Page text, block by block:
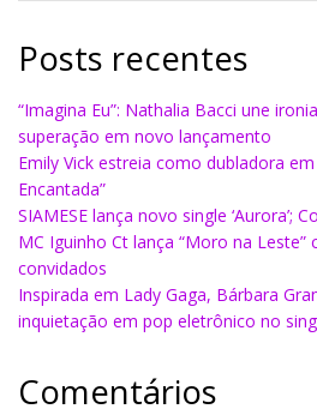
Posts recentes
“Imagina Eu”: Nathalia Bacci une
superação em novo lançamento
Emily Vick estreia como dubladora
Encantada”
SIAMESE lança novo single ‘Aurora’;
MC Iguinho Ct lança “Moro na
convidados
Inspirada em Lady Gaga, Bárbara
inquietação em pop eletrônico no
Comentários